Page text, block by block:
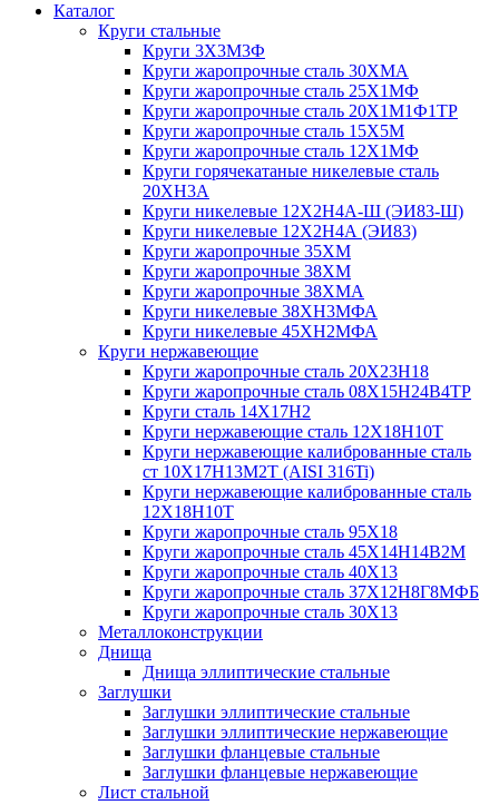
Каталог
Круги стальные
Круги 3Х3М3Ф
Круги жаропрочные сталь 30ХМА
Круги жаропрочные сталь 25Х1МФ
Круги жаропрочные сталь 20Х1М1Ф1ТР
Круги жаропрочные сталь 15Х5М
Круги жаропрочные сталь 12Х1МФ
Круги горячекатаные никелевые сталь
20ХН3А
Круги никелевые 12Х2Н4А-Ш (ЭИ83-Ш)
Круги никелевые 12Х2Н4А (ЭИ83)
Круги жаропрочные 35ХМ
Круги жаропрочные 38ХМ
Круги жаропрочные 38ХМА
Круги никелевые 38XH3MФА
Круги никелевые 45ХН2МФА
Круги нержавеющие
Круги жаропрочные сталь 20Х23Н18
Круги жаропрочные сталь 08Х15Н24В4ТР
Круги сталь 14Х17Н2
Круги нержавеющие сталь 12Х18Н10Т
Круги нержавеющие калиброванные сталь
ст 10Х17Н13М2Т (AISI 316Ti)
Круги нержавеющие калиброванные сталь
12Х18Н10Т
Круги жаропрочные сталь 95Х18
Круги жаропрочные сталь 45Х14Н14В2М
Круги жаропрочные сталь 40Х13
Круги жаропрочные сталь 37Х12Н8Г8МФБ
Круги жаропрочные сталь 30Х13
Металлоконструкции
Днища
Днища эллиптические стальные
Заглушки
Заглушки эллиптические стальные
Заглушки эллиптические нержавеющие
Заглушки фланцевые стальные
Заглушки фланцевые нержавеющие
Лист стальной